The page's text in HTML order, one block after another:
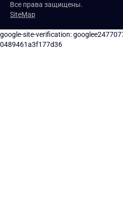
Все права защищены.
SiteMap
google-site-verification:
0489461a3f177d36